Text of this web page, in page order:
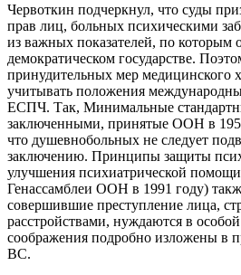
Червоткин подчеркнул, что суды
прав лиц, больных психическими
из важных показателей, по которым
демократическом государстве.
принудительных мер медицинского
учитывать положения
ЕСПЧ. Так, Минимальные
заключенными, принятые ООН в
что душевнобольных не следует
заключению. Принципы защиты
улучшения психиатрической
Генассамблеи ООН в 1991 году)
совершившие преступление лица,
расстройствами, нуждаются в
соображения подробно изложены в
ВС.